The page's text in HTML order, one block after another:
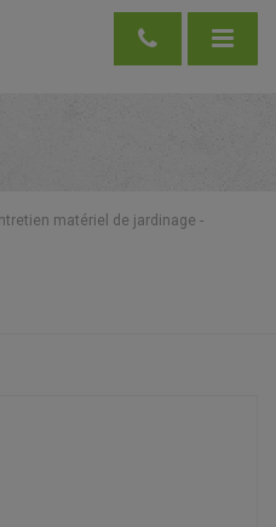
matériel de jardinage -